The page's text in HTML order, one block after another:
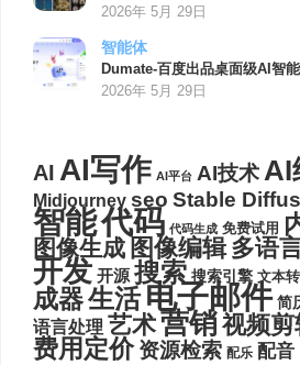
2026年 5月 29日
智能体
Dumate-百度出品桌面级AI智
2026年 5月 29日
AI AI写作 AI平台 AI技术AI
Midjourney seo Stable
智能代码 代码生成 免费试用
图像生成 图像编辑 多语
开发 开源 搜索 搜索引擎 文本
成器生活电子邮件 简
语言处理 艺术营销视频剪
费用定价 资源检索 配乐 配音